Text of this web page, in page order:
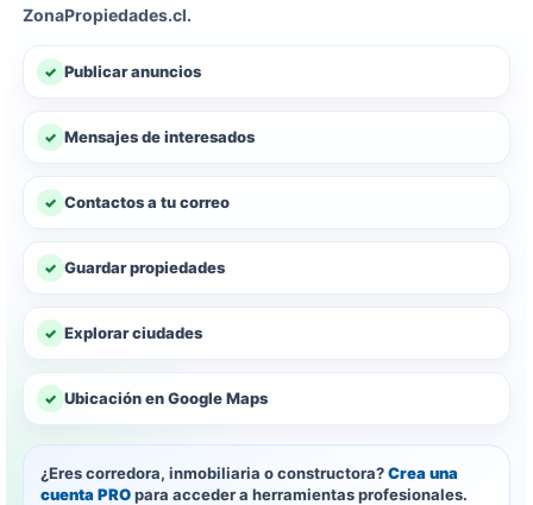
ZonaPropiedades.cl.
Publicar anuncios
Mensajes de interesados
Contactos a tu correo
Guardar propiedades
Explorar ciudades
Ubicación en Google Maps
¿Eres corredora, inmobiliaria o constructora?Crea una
cuenta PROpara acceder a herramientas profesionales.